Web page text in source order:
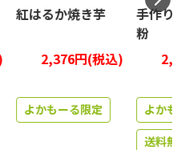
紅はるか焼き芋
2,376円(税込)
よかもーる限定
手作り
粉
よかも
送料無料